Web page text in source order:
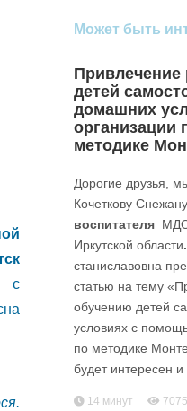
с
Может быть
Привлечение
детей
домашних
организации
методике
Дорогие друзья,
Кочеткову
воспитателя
Иркутской области.
станиславовна
статью на тему
обучению детей
условиях с
по методике
будет интересен
14 минут 7075